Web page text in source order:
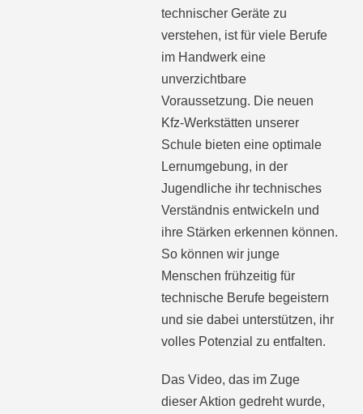
technischer Geräte zu
verstehen, ist für viele Berufe
im Handwerk eine
unverzichtbare
Voraussetzung. Die neuen
Kfz-Werkstätten unserer
Schule bieten eine optimale
Lernumgebung, in der
Jugendliche ihr technisches
Verständnis entwickeln und
ihre Stärken erkennen können.
So können wir junge
Menschen frühzeitig für
technische Berufe begeistern
und sie dabei unterstützen, ihr
volles Potenzial zu entfalten.
Das Video, das im Zuge
dieser Aktion gedreht wurde,